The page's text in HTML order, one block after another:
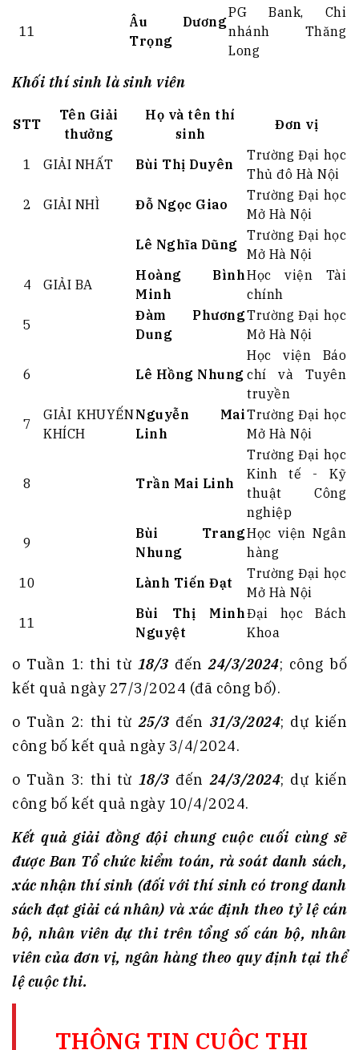
11
Âu Dương
Trọng
PG Bank, Chi
nhánh Thăng
Long
Khối thí sinh là sinh viên
STT
Tên Giải
thưởng
Họ và tên thí
sinh
Đơn vị
1 GIẢI NHẤT Bùi Thị Duyên
Trường Đại học
Thủ đô Hà Nội
2
GIẢI NHÌ Đỗ Ngọc Giao
Trường Đại học
Mở Hà Nội
Lê Nghĩa Dũng
Trường Đại học
Mở Hà Nội
4
GIẢI BA
Hoàng Bình
Minh
Học viện Tài
chính
5
Đàm Phương
Dung
Trường Đại học
Mở Hà Nội
6 Lê Hồng Nhung
Học viện Báo
chí và Tuyên
truyền
7
GIẢI KHUYẾN
KHÍCH
Nguyễn Mai
Linh
Trường Đại học
Mở Hà Nội
8 Trần Mai Linh
Trường Đại học
Kinh tế - Kỹ
thuật Công
nghiệp
9
Bùi Trang
Nhung
Học viện Ngân
hàng
10
Lành Tiến Đạt
Trường Đại học
Mở Hà Nội
11
Bùi Thị Minh
Nguyệt
Đại học Bách
Khoa
o Tuần 1: thi từ 18/3 đến 24/3/2024; công bố
kết quả ngày 27/3/2024 (đã công bố).
o Tuần 2: thi từ 25/3 đến 31/3/2024; dự kiến
công bố kết quả ngày 3/4/2024.
o Tuần 3: thi từ 18/3 đến 24/3/2024; dự kiến
công bố kết quả ngày 10/4/2024.
Kết quả giải đồng đội chung cuộc cuối cùng sẽ
được Ban Tổ chức kiểm toán, rà soát danh sách,
xác nhận thí sinh (đối với thí sinh có trong danh
sách đạt giải cá nhân) và xác định theo tỷ lệ cán
bộ, nhân viên dự thi trên tổng số cán bộ, nhân
viên của đơn vị, ngân hàng theo quy định tại thể
lệ cuộc thi.
THÔNG TIN CUỘC THI